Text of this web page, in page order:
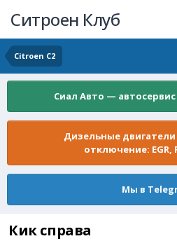
Ситроен Клуб
Citroen C2
Сиал Авто —
Дизельные
отключение: EGR,
Мы в
Кик справа